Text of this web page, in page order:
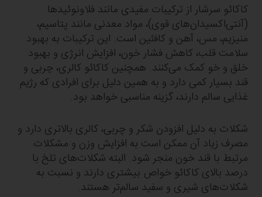
کاکائو سرشار از ترکیبات مفیدی مانند فلاونوئیدها
(آنتی‌اکسیدان‌های قوی)، مواد معدنی مانند پتاسیم،
منیزیم، مس، آهن و کافئین است. این ترکیبات به بهبود
سلامت قلب، کاهش فشار خون، افزایش انرژی و بهبود
خلق و خو کمک می‌کنند. همچنین کاکائو کالری، چربی و
قند بسیار کمی دارد و به همین دلیل برای افرادی که رژیم
غذایی سالم دارند، گزینه مناسبی خواهد بود.
شکلات به دلیل افزودن شکر و چربی، کالری بالاتری دارد و
مصرف زیاد آن ممکن است به افزایش وزن و مشکلات
مرتبط با قند خون منجر شود. البته شکلات‌های تلخ با
درصد بالای کاکائو خواص بیشتری دارند و نسبت به
شکلات‌های شیری و سفید سالم‌تر هستند.